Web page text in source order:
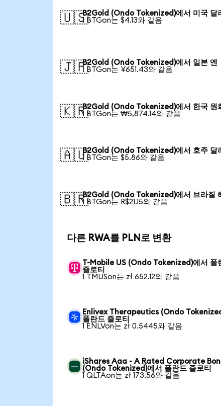
🇺🇸B2Gold (Ondo Tokenized)에서 미국 달
1 BTGon는 $4.13와 같음
🇯🇵B2Gold (Ondo Tokenized)에서 일본 엔
1 BTGon는 ¥651.43와 같음
🇰🇷B2Gold (Ondo Tokenized)에서 한국 원
1 BTGon는 ₩5,874.14와 같음
🇦🇺B2Gold (Ondo Tokenized)에서 호주 달
1 BTGon는 $5.86와 같음
🇧🇷B2Gold (Ondo Tokenized)에서 브라질
1 BTGon는 R$21.15와 같음
다른 RWA를 PLN로 변환
T-Mobile US (Ondo Tokenized)에서 폴
즐로티
1 TMUSon는 zł 652.12와 같음
Enlivex Therapeutics (Ondo
폴란드 즐로티
1 ENLVon는 zł 0.5445와 같음
iShares Aaa - A Rated Corporate
(Ondo Tokenized)에서 폴란드 즐로티
1 QLTAon는 zł 173.56와 같음